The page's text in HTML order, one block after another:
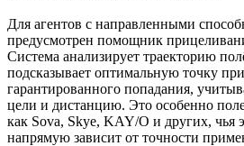
Для агентов с направленными
предусмотрен помощник
Система анализирует траекторию
подсказывает оптимальную точку
гарантированного попадания,
цели и дистанцию. Это особенно
как Sova, Skye, KAY/O и других, чья
напрямую зависит от точности